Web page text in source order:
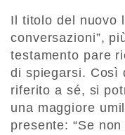
Il titolo del nuovo
conversazioni”,
testamento pare
di spiegarsi. Così
riferito a sé, si
una maggiore
presente: “Se